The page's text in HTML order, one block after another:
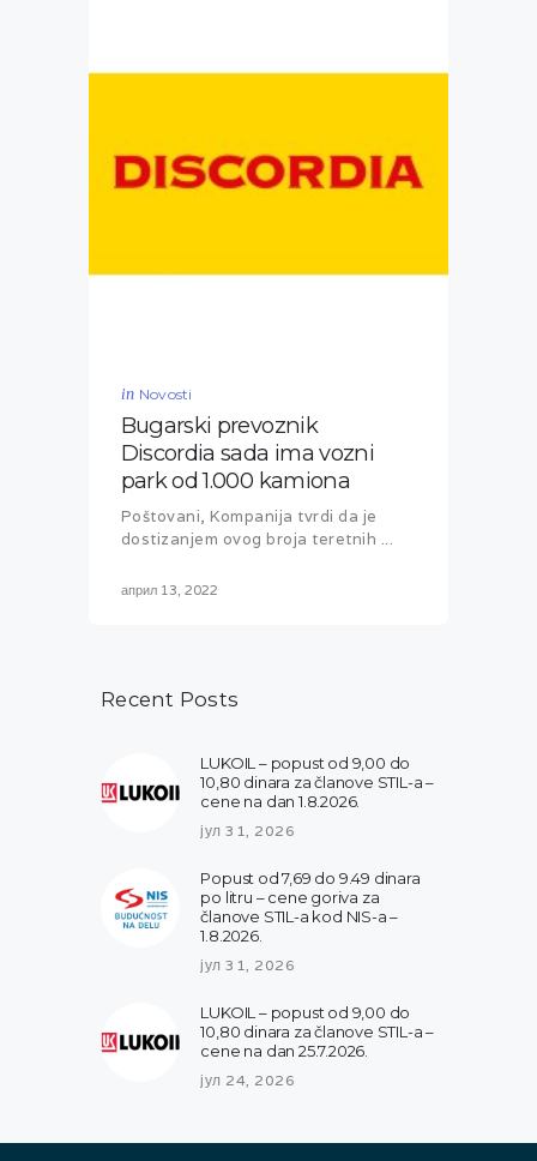
in Novosti
Bugarski prevoznik
Discordia sada ima vozni
park od 1.000 kamiona
Poštovani, Kompanija tvrdi da je
dostizanjem ovog broja teretnih ...
април 13, 2022
Recent Posts
LUKOIL – popust od 9,00 do
10,80 dinara za članove STIL-a –
cene na dan 1.8.2026.
јул 31, 2026
Popust od 7,69 do 9.49 dinara
po litru – cene goriva za
članove STIL-a kod NIS-a –
1.8.2026.
јул 31, 2026
LUKOIL – popust od 9,00 do
10,80 dinara za članove STIL-a –
cene na dan 25.7.2026.
јул 24, 2026